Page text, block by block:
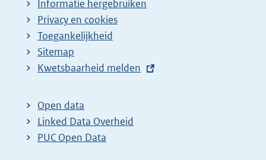
Informatie hergebruiken
Privacy en cookies
Toegankelijkheid
Sitemap
E
t
e
r
Kwetsbaarheid melden
Open data
Linked Data Overheid
PUC Open Data